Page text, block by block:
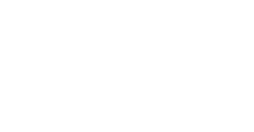
事にはならないから休みの日
なかれ。行ってしまえばそこ
は混雑すると出入りで温くな
だとしてもあまみも出ない。